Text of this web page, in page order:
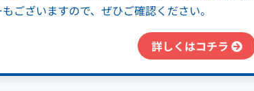
ございますので、ぜひご確認ください。
詳しくはコチラ